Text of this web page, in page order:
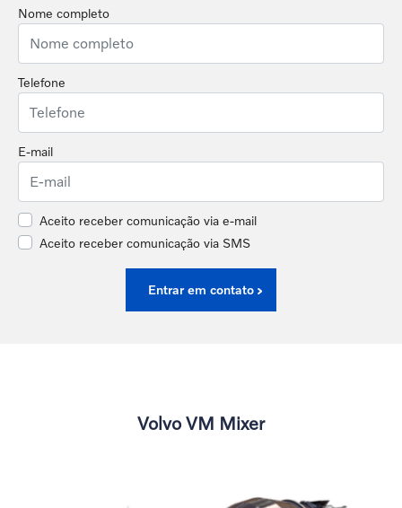
Nome completo
Telefone
E-mail
Aceito receber comunicação via e-mail
Aceito receber comunicação via SMS
Entrar em contato
Volvo VM Mixer